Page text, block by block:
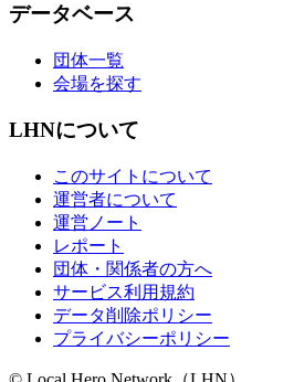
データベース
団体一覧
会場を探す
LHNについて
このサイトについて
運営者について
運営ノート
レポート
団体・関係者の方へ
サービス利用規約
データ削除ポリシー
プライバシーポリシー